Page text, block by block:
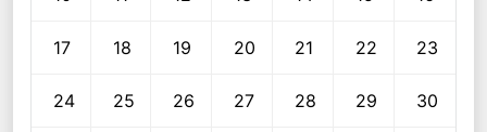
17 18 19 20 21 22 23
24 25 26 27 28 29 30